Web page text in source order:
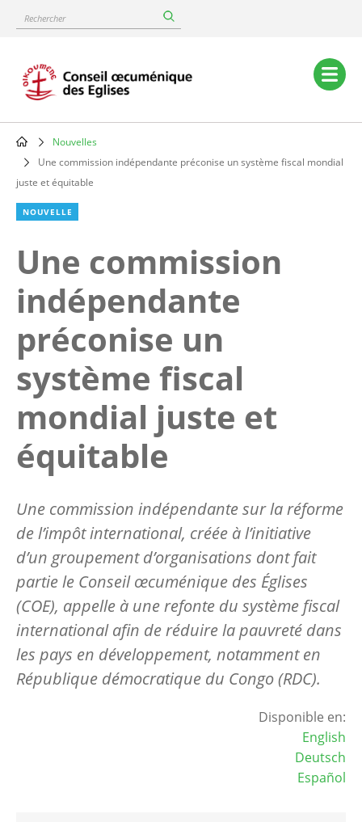
content
Rechercher
Main
navigation
Breadcrumb
Nouvelles
Une commission indépendante préconise un système fiscal mondial
juste et équitable
NOUVELLE
Une commission
indépendante
préconise un
système fiscal
mondial juste et
équitable
Une commission indépendante sur la réforme
de l’impôt international, créée à l’initiative
d’un groupement d’organisations dont fait
partie le Conseil œcuménique des Églises
(COE), appelle à une refonte du système fiscal
international afin de réduire la pauvreté dans
les pays en développement, notamment en
République démocratique du Congo (RDC).
Disponible en:
English
Deutsch
Español